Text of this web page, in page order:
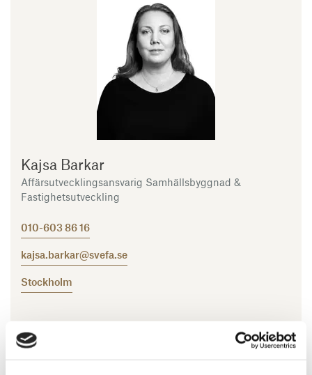
Kajsa Barkar
Affärsutvecklingsansvarig Samhällsbyggnad &
Fastighetsutveckling
010-603 86 16
kajsa.barkar@svefa.se
Stockholm